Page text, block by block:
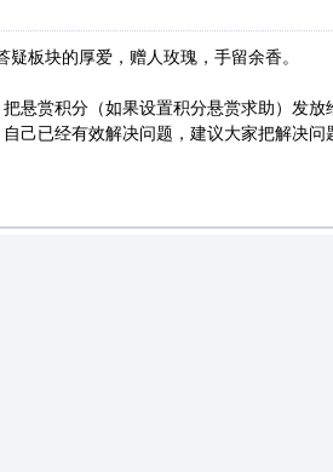
板块的厚爱，赠人玫瑰，手留余香。
悬赏积分（如果设置积分悬赏求助）发放
己已经有效解决问题，建议大家把解决